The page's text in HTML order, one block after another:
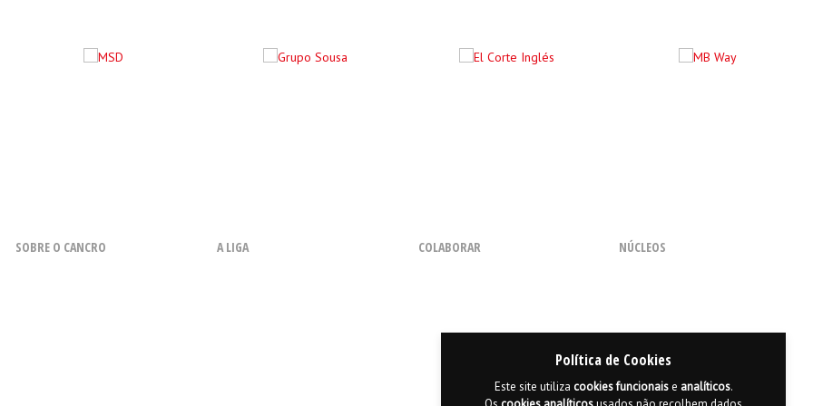
Política de Cookies
Este site utiliza cookiesfuncionaise analíticos.
SOBRE O CANCRO
A LIGA
COLABORAR
NÚCLEOS
Regional do Sul